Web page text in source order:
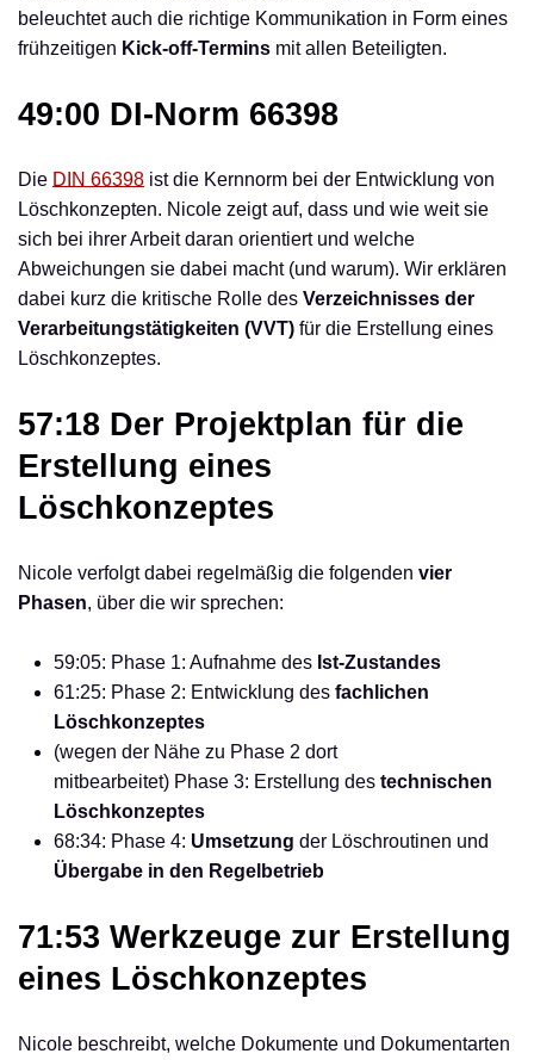
beleuchtet auch die richtige Kommunikation in Form eines
frühzeitigen Kick-off-Termins mit allen Beteiligten.
49:00 DI-Norm 66398
Die DIN 66398 ist die Kernnorm bei der Entwicklung von
Löschkonzepten. Nicole zeigt auf, dass und wie weit sie
sich bei ihrer Arbeit daran orientiert und welche
Abweichungen sie dabei macht (und warum). Wir erklären
dabei kurz die kritische Rolle des Verzeichnisses der
Verarbeitungstätigkeiten (VVT) für die Erstellung eines
Löschkonzeptes.
57:18 Der Projektplan für die
Erstellung eines
Löschkonzeptes
Nicole verfolgt dabei regelmäßig die folgenden vier
Phasen, über die wir sprechen:
59:05: Phase 1: Aufnahme des Ist-Zustandes
61:25: Phase 2: Entwicklung des fachlichen
Löschkonzeptes
(wegen der Nähe zu Phase 2 dort
mitbearbeitet) Phase 3: Erstellung des technischen
Löschkonzeptes
68:34: Phase 4: Umsetzung der Löschroutinen und
Übergabe in den Regelbetrieb
71:53 Werkzeuge zur Erstellung
eines Löschkonzeptes
Nicole beschreibt, welche Dokumente und Dokumentarten